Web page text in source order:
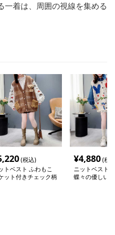
一着は、周囲の視線を集める
(税込)
トベスト ふわもこ
ット付きチェック柄
¥4,880(税
ニットベスト
蝶々の優しい